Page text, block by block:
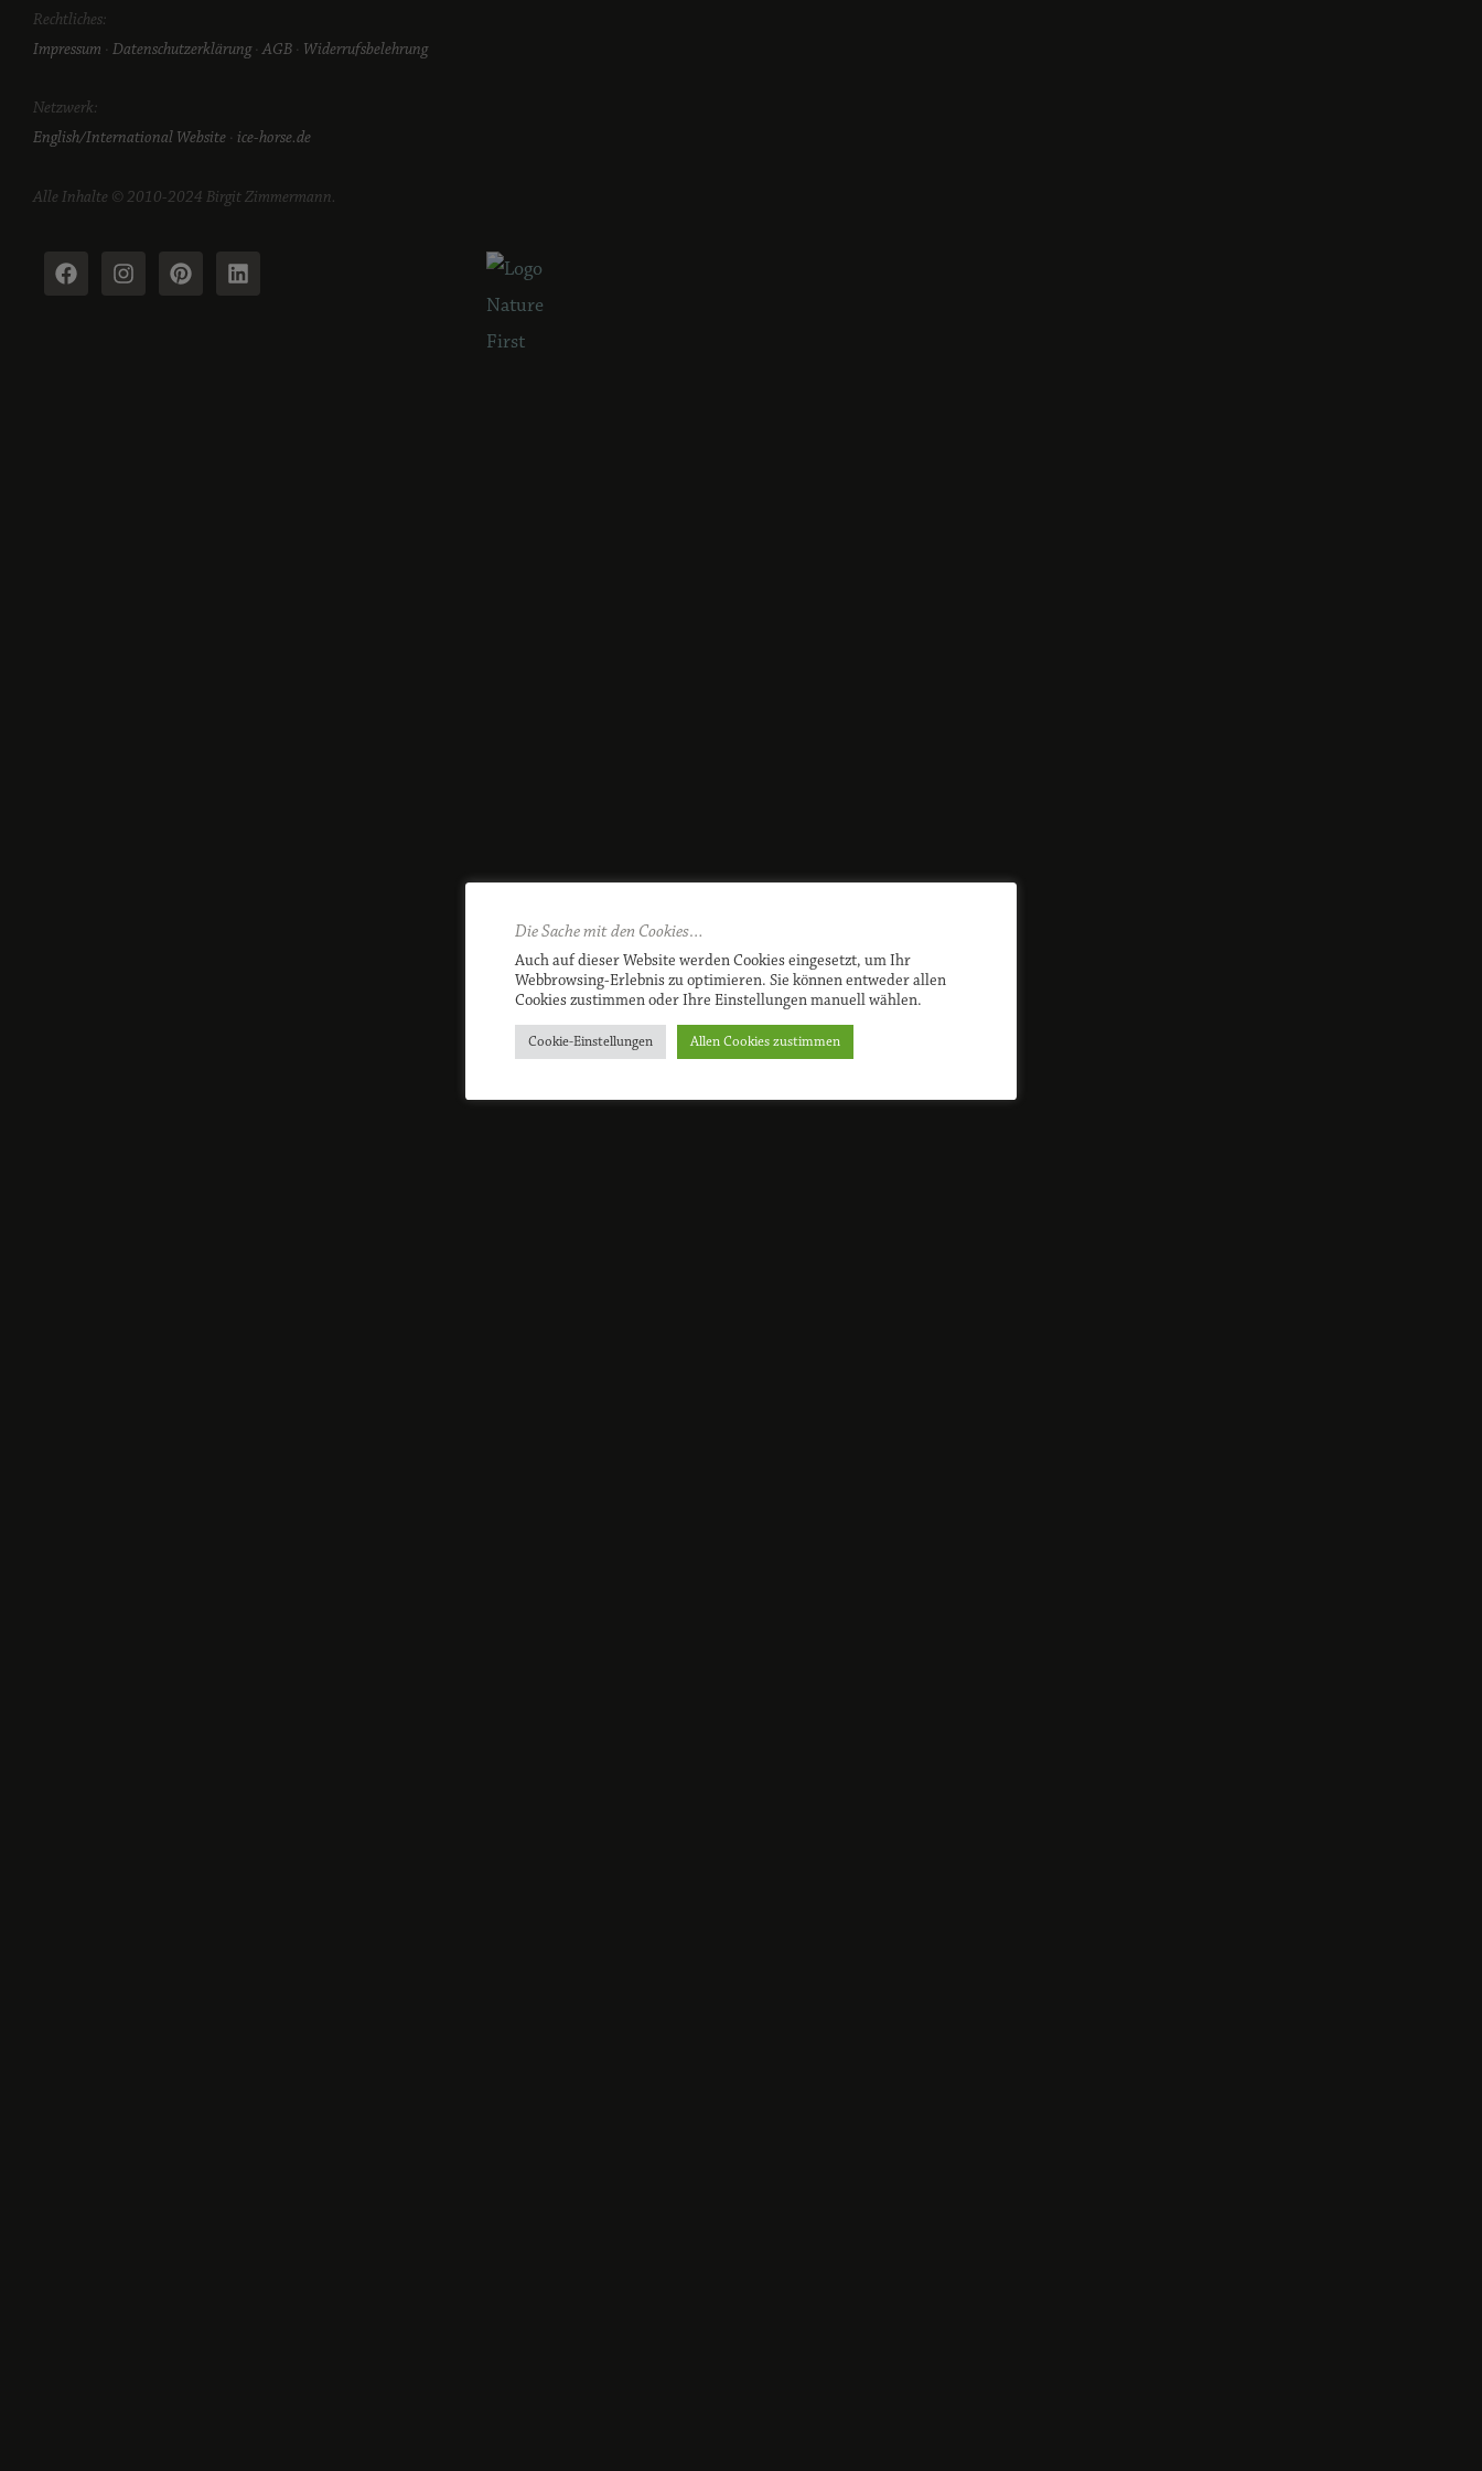
Rechtliches:
Impressum · Datenschutzerklärung·AGB · Widerrufsbelehrung
Netzwerk:
English/International Website · ice-horse.de
Alle Inhalte © 2010-2024 Birgit Zimmermann.
Die Sache mit den Cookies…
Auch auf dieser Website werden Cookies eingesetzt, um Ihr
Webbrowsing-Erlebnis zu optimieren. Sie können entweder allen
Cookies zustimmen oder Ihre Einstellungen manuell wählen.
Cookie-Einstellungen Allen Cookies zustimmen